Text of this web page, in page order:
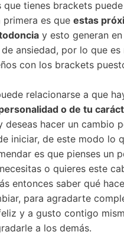
que tienes brackets
es que estas
y esto generan
ansiedad, por lo que es
con los brackets
relacionarse a que
o de tu
deseas hacer un cambio
iniciar, de este modo lo
es que pienses un
o quieres este
entonces saber qué
para agradarte
y a gusto contigo
a los demás.